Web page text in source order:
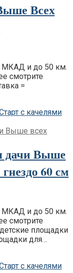
Всех
МКАД и до 50 км.
смотрите
=
Выше всех
дачи Выше
60 см
МКАД и до 50 км.
смотрите
площадки
для…